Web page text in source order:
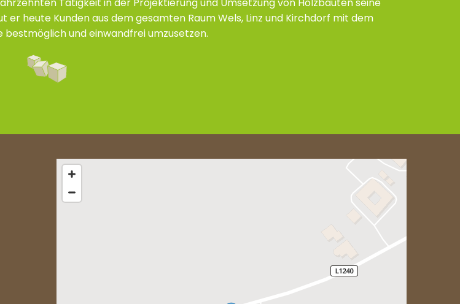
Tätigkeit in der Projektierung und Umsetzung von Holzbauten seine
er heute Kunden aus dem gesamten Raum Wels, Linz und Kirchdorf mit dem
bestmöglich und einwandfrei umzusetzen.